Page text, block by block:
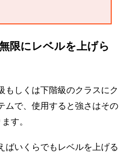
限にレベルを上げら
もしくは下階級のクラスにク
ムで、使用すると強さはその
す。
ばいくらでもレベルを上げる